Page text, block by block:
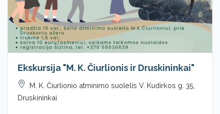
Ekskursija "M. K. Čiurlionis ir Druskininkai"
M. K. Čiurlionio atminimo suolelis V. Kudirkos g. 35,
Druskininkai